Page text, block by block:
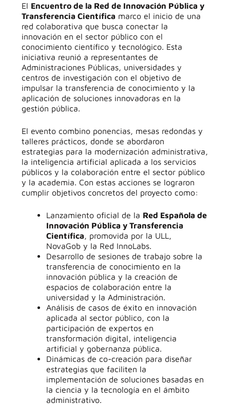
El Encuentro de la Red de Innovación Pública y
Transferencia Científica marco el inicio de una
red colaborativa que busca conectar la
innovación en el sector público con el
conocimiento científico y tecnológico. Esta
iniciativa reunió a representantes de
Administraciones Públicas, universidades y
centros de investigación con el objetivo de
impulsar la transferencia de conocimiento y la
aplicación de soluciones innovadoras en la
gestión pública.
El evento combino ponencias, mesas redondas y
talleres prácticos, donde se abordaron
estrategias para la modernización administrativa,
la inteligencia artificial aplicada a los servicios
públicos y la colaboración entre el sector público
y la academia. Con estas acciones se lograron
cumplir objetivos concretos del proyecto como:
Lanzamiento oficial de la Red Española de
Innovación Pública y Transferencia
Científica, promovida por la ULL,
NovaGob y la Red InnoLabs.
Desarrollo de sesiones de trabajo sobre la
transferencia de conocimiento en la
innovación pública y la creación de
espacios de colaboración entre la
universidad y la Administración.
Análisis de casos de éxito en innovación
aplicada al sector público, con la
participación de expertos en
transformación digital, inteligencia
artificial y gobernanza pública.
Dinámicas de co-creación para diseñar
estrategias que faciliten la
implementación de soluciones basadas en
la ciencia y la tecnología en el ámbito
administrativo.